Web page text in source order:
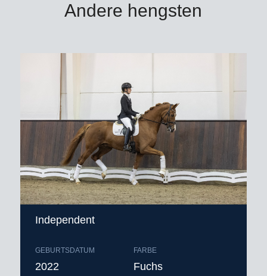
Andere hengsten
Independent
GEBURTSDATUM
2022
FARBE
Fuchs